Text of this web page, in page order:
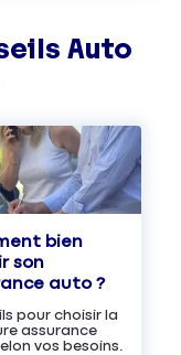
Auto
bien
son
auto ?
pour choisir la
assurance
vos besoins.